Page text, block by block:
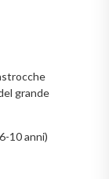
grande
10 anni)